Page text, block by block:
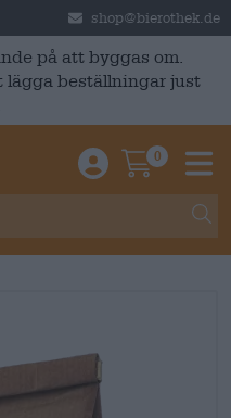
shop@bierothek.de
på att byggas om.
lägga beställningar just
Einloggen /
0